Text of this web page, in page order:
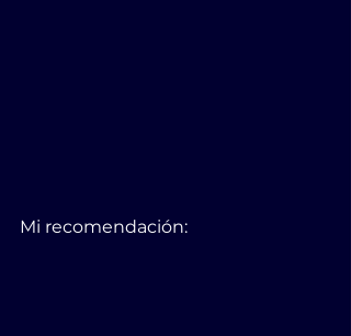
Mi recomendación: